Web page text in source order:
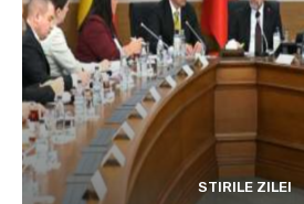
STIRILE ZILEI